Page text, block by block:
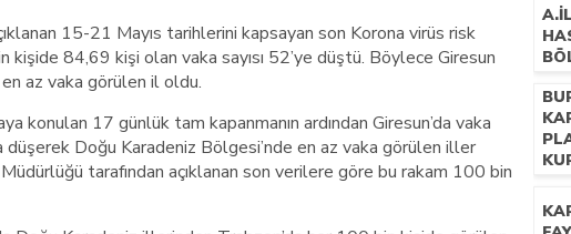
15-21 Mayıs tarihlerini kapsayan son Korona virüs risk
kişide 84,69 kişi olan vaka sayısı 52’ye düştü. Böylece Giresun
az vaka görülen il oldu.
konulan 17 günlük tam kapanmanın ardından Giresun’da vaka
düşerek Doğu Karadeniz Bölgesi’nde en az vaka görülen iller
Müdürlüğü tarafından açıklanan son verilere göre bu rakam 100 bin